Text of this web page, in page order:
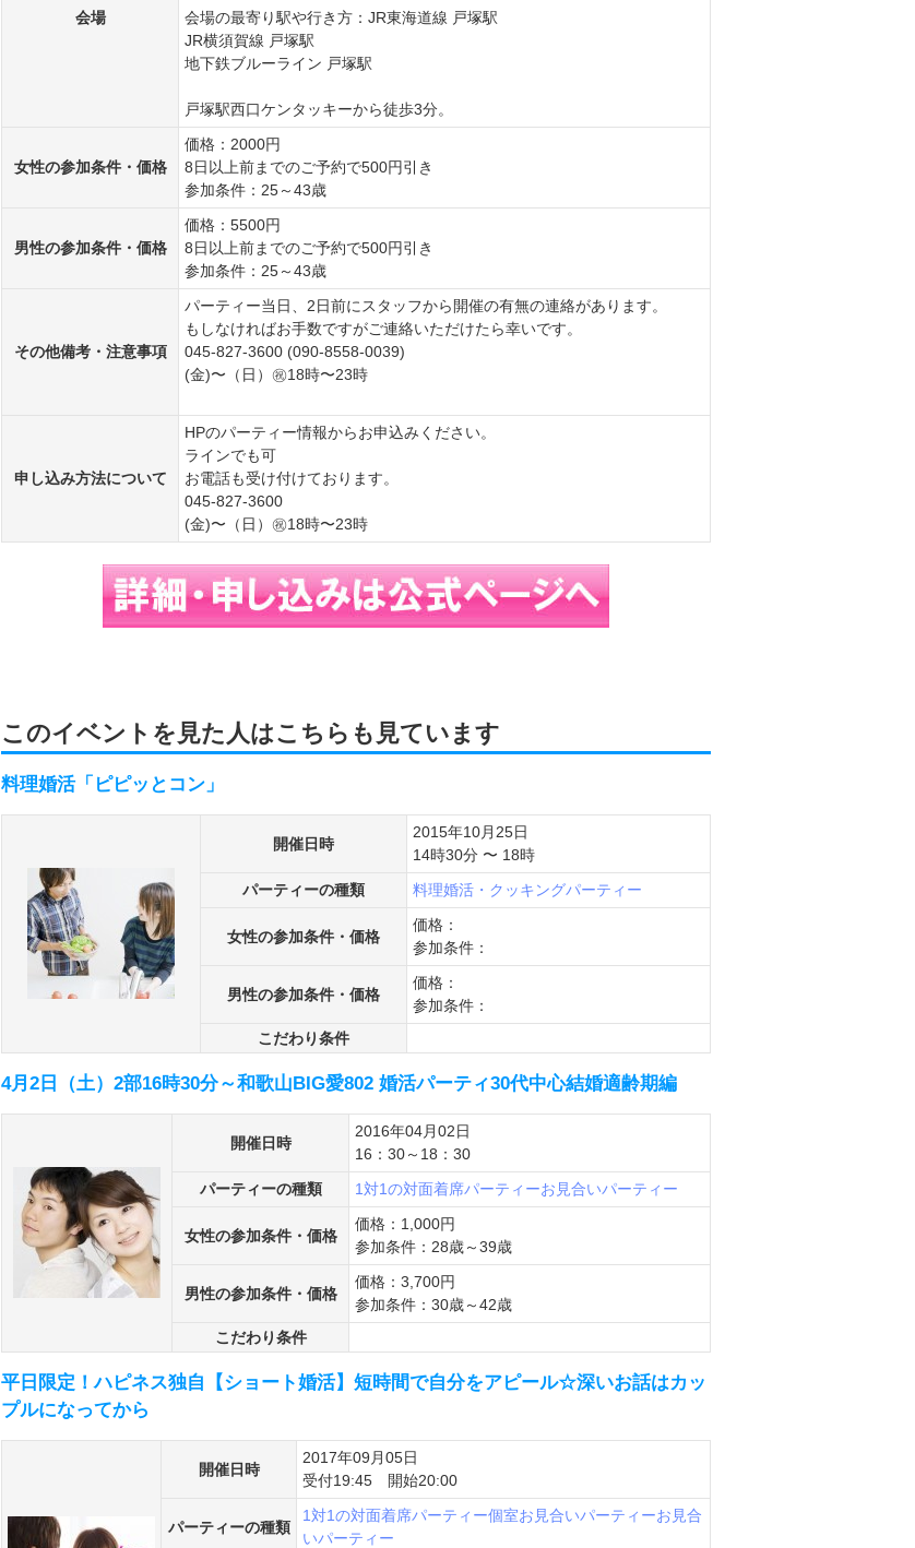
会場
会場の最寄り駅や行き方：JR東海道線 戸塚駅
JR横須賀線 戸塚駅
地下鉄ブルーライン 戸塚駅
戸塚駅西口ケンタッキーから徒歩3分。
女性の参加条件・価格
価格：2000円
8日以上前までのご予約で500円引き
参加条件：25～43歳
男性の参加条件・価格
価格：5500円
8日以上前までのご予約で500円引き
参加条件：25～43歳
その他備考・注意事項
パーティー当日、2日前にスタッフから開催の有無の連絡があります。
もしなければお手数ですがご連絡いただけたら幸いです。
045-827-3600 (090-8558-0039)
(金)〜（日）㊗︎18時〜23時
申し込み方法について
HPのパーティー情報からお申込みください。
ラインでも可
お電話も受け付けております。
045-827-3600
(金)〜（日）㊗︎18時〜23時
このイベントを見た人はこちらも見ています
料理婚活「ピピッとコン」
開催日時
2015年10月25日
14時30分 〜 18時
パーティーの種類
料理婚活・クッキングパーティー
女性の参加条件・価格
価格：
参加条件：
男性の参加条件・価格
価格：
参加条件：
こだわり条件
4月2日（土）2部16時30分～和歌山BIG愛802 婚活パーティ30代中心結婚適齢期編
開催日時
2016年04月02日
16：30～18：30
パーティーの種類
1対1の対面着席パーティーお見合いパーティー
女性の参加条件・価格
価格：1,000円
参加条件：28歳～39歳
男性の参加条件・価格
価格：3,700円
参加条件：30歳～42歳
こだわり条件
平日限定！ハピネス独自【ショート婚活】短時間で自分をアピール☆深いお話はカッ
プルになってから
開催日時
2017年09月05日
受付19:45 開始20:00
パーティーの種類
1対1の対面着席パーティー個室お見合いパーティーお見合
いパーティー